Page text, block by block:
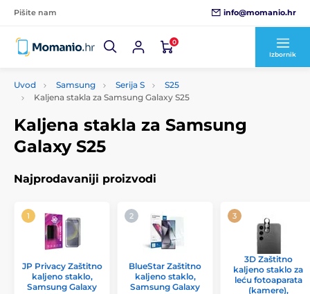
Pišite nam info@momanio.hr
0
Izbornik
Uvod Samsung Serija S
S25
Kaljena stakla za Samsung Galaxy S25
Kaljena stakla za Samsung
Galaxy S25
Najprodavaniji proizvodi
JP Privacy Zaštitno
kaljeno staklo,
Samsung Galaxy
BlueStar Zaštitno
kaljeno staklo,
Samsung Galaxy
3D Zaštitno
kaljeno staklo za
leću fotoaparata
(kamere),